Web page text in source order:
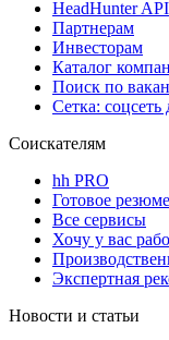
HeadHunter API
Партнерам
Инвесторам
Каталог
Поиск по
Сетка: соцсеть
Соискателям
hh PRO
Готовое резюме
Все сервисы
Хочу у вас
Экспертная
Новости и статьи